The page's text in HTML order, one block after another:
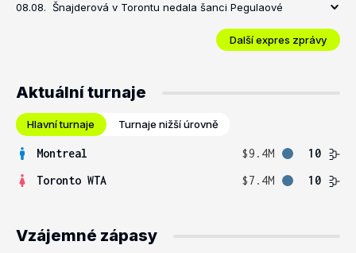
08.08. Šnajderová v Torontu nedala šanci Pegulaové
Další expres zprávy
Aktuální turnaje
Hlavní turnaje Turnaje nižší úrovně
Montreal $9.4M
10
Toronto WTA
$7.4M 10
Vzájemné zápasy